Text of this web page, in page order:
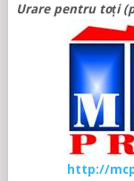
Urare pentru toți
http://